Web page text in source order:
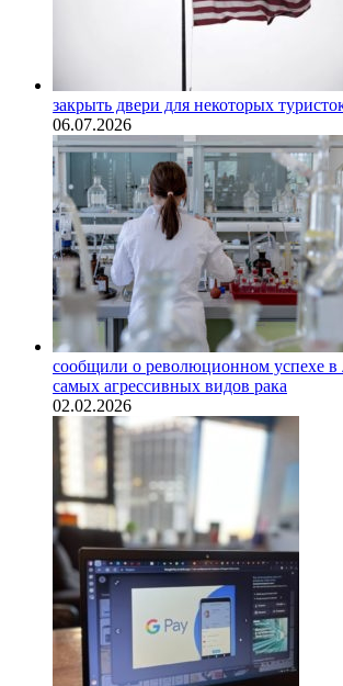
закрыть двери для некоторых
06.07.2026
сообщили о революционном успехе в
самых агрессивных видов рака
02.02.2026